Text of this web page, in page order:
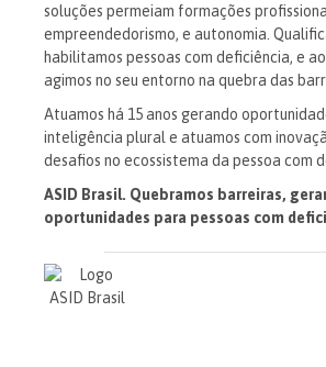
soluções permeiam formações
empreendedorismo, e autonomia.
habilitamos pessoas com deficiência, e
agimos no seu entorno na quebra das
Atuamos há 15 anos gerando
inteligência plural e atuamos com
desafios no ecossistema da pessoa com
ASID Brasil. Quebramos barreiras,
oportunidades para pessoas com